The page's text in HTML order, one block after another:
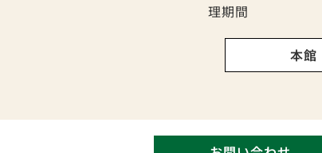
理期間
本